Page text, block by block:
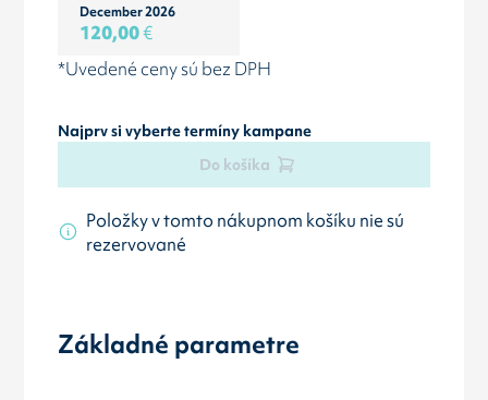
December 2026
120,00€
*Uvedené ceny sú bez DPH
Najprv si vyberte termíny kampane
Do košíka
Položky v tomto nákupnom košíku nie sú
rezervované
Základné parametre